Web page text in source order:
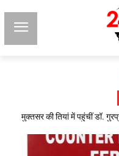
मुक्तसर की तियां में पहुंचीं डॉ.
बलतेज पन्नू का सुखबीर बादल पर